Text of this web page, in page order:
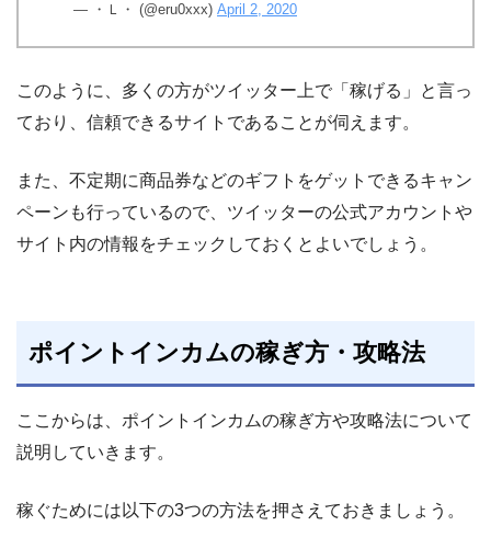
— ・Ｌ・ (@eru0xxx) April 2, 2020
このように、多くの方がツイッター上で「稼げる」と言っ
ており、信頼できるサイトであることが伺えます。
また、不定期に商品券などのギフトをゲットできるキャン
ペーンも行っているので、ツイッターの公式アカウントや
サイト内の情報をチェックしておくとよいでしょう。
ポイントインカムの稼ぎ方・攻略法
ここからは、ポイントインカムの稼ぎ方や攻略法について
説明していきます。
稼ぐためには以下の3つの方法を押さえておきましょう。